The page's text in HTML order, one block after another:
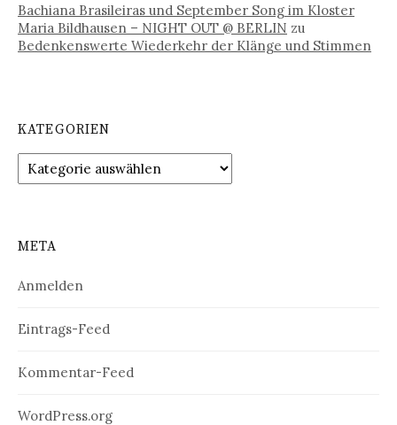
Bachiana Brasileiras und September Song im Kloster
Maria Bildhausen – NIGHT OUT @ BERLIN zu
Bedenkenswerte Wiederkehr der Klänge und Stimmen
KATEGORIEN
Kategorien
META
Anmelden
Eintrags-Feed
Kommentar-Feed
WordPress.org